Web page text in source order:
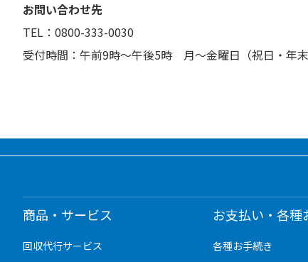
お問い合わせ先
TEL：0800-333-0030
受付時間：午前9時～午後5時 月～金曜日（祝日・年
商品・サービス
回収代行サービス
お支払い・各種
各種お手続き